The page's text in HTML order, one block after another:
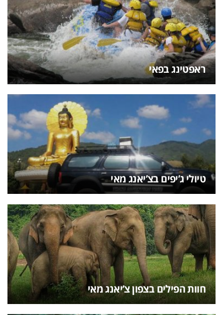
ראפטינג בפאי
טיולי ג’יפים בצ’יאנג מאי
חוות הפילים בצפון צ’יאנג מאי